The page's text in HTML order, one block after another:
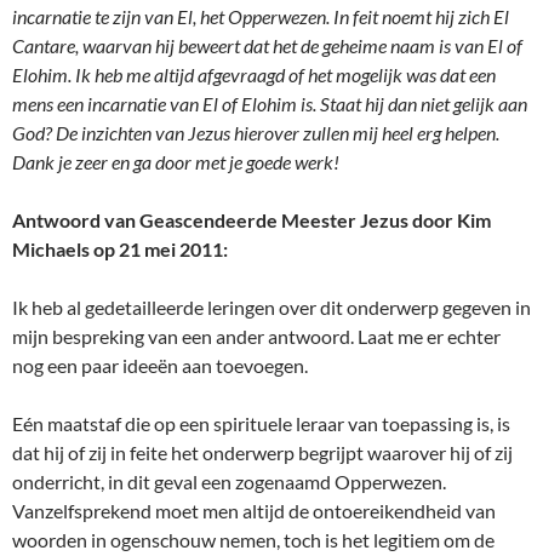
incarnatie te zijn van El, het Opperwezen. In feit noemt hij zich El
Cantare, waarvan hij beweert dat het de geheime naam is van El of
Elohim. Ik heb me altijd afgevraagd of het mogelijk was dat een
mens een incarnatie van El of Elohim is. Staat hij dan niet gelijk aan
God? De inzichten van Jezus hierover zullen mij heel erg helpen.
Dank je zeer en ga door met je goede werk!
Antwoord van Geascendeerde Meester Jezus door Kim
Michaels op 21 mei 2011:
Ik heb al gedetailleerde leringen over dit onderwerp gegeven in
mijn bespreking van een ander antwoord. Laat me er echter
nog een paar ideeën aan toevoegen.
Eén maatstaf die op een spirituele leraar van toepassing is, is
dat hij of zij in feite het onderwerp begrijpt waarover hij of zij
onderricht, in dit geval een zogenaamd Opperwezen.
Vanzelfsprekend moet men altijd de ontoereikendheid van
woorden in ogenschouw nemen, toch is het legitiem om de